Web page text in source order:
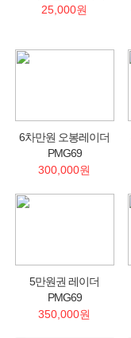
25,000원
6차만원 오봉레이더
PMG69
300,000원
5만원권 레이더
PMG69
350,000원